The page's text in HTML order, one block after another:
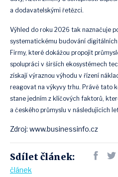
a dodavatelskými řetězci.
Výhled do roku 2026 tak naznačuje
systematickému budování
Firmy, které dokážou propojit
spolupráci v širších ekosystémech
získají výraznou výhodu v řízení
reagovat na výkyvy trhu. Právě tato
stane jedním z klíčových faktorů,
a českého průmyslu v následujících
Zdroj: www.businessinfo.cz
Sdílet článek:
článek